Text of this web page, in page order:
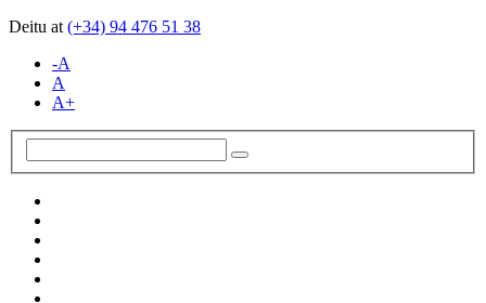
Deitu at (+34) 94 476 51 38
-A
A
A+